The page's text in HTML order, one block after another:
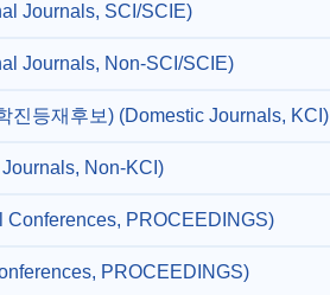
Journals, SCI/SCIE)
Journals, Non-SCI/SCIE)
진등재후보) (Domestic Journals, KCI)
Non-KCI)
Conferences, PROCEEDINGS)
PROCEEDINGS)